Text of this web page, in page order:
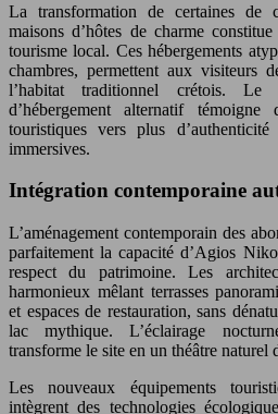
La transformation de certaines de
maisons d’hôtes de charme
tourisme local. Ces hébergements
chambres, permettent aux visiteurs
l’habitat traditionnel crétois.
d’hébergement alternatif
touristiques vers plus d’authenticité
immersives.
Intégration contemporaine
L’aménagement contemporain des
parfaitement la capacité d’Agios
respect du patrimoine. Les
harmonieux mêlant terrasses
et espaces de restauration, sans
lac mythique. L’éclairage
transforme le site en un théâtre naturel
Les nouveaux équipements
intègrent des technologies